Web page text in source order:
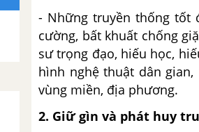
- Những truyền thống tốt
cường, bất khuất chống
sư trọng đạo, hiếu học,
hình nghệ thuật dân
vùng miền, địa phương.
2. Giữ gìn và phát huy